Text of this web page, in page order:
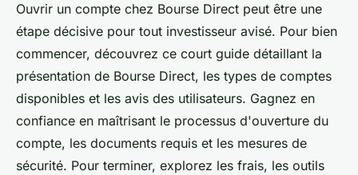
Ouvrir un compte chez Bourse Direct peut être une
étape décisive pour tout investisseur avisé. Pour bien
commencer, découvrez ce court guide détaillant la
présentation de Bourse Direct, les types de comptes
disponibles et les avis des utilisateurs. Gagnez en
confiance en maîtrisant le processus d'ouverture du
compte, les documents requis et les mesures de
sécurité. Pour terminer, explorez les frais, les outils